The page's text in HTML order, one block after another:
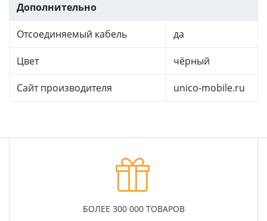
Дополнительно
Отсоединяемый кабель да
Цвет чёрный
Сайт производителя unico-mobile.ru
БОЛЕЕ 300 000 ТОВАРОВ